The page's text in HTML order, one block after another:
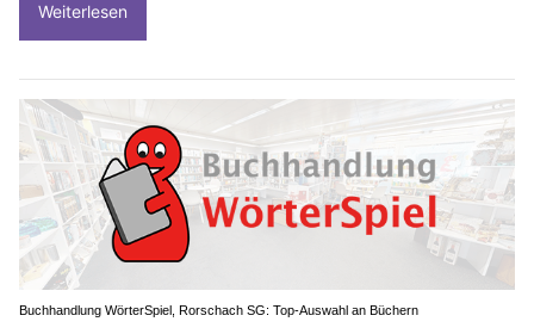
Weiterlesen
Buchhandlung WörterSpiel, Rorschach SG: Top-Auswahl an Büchern